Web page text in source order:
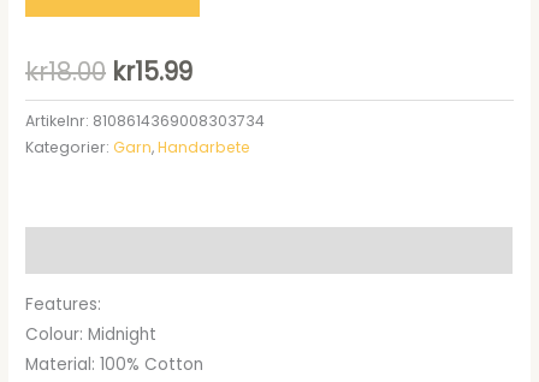
kr18.00 Det
ursprungliga
priset
kr15.99Det
nuvarande
priset
Artikelnr: 8108614369008303734
Kategorier: Garn,Handarbete
Features:
Colour: Midnight
Material: 100% Cotton